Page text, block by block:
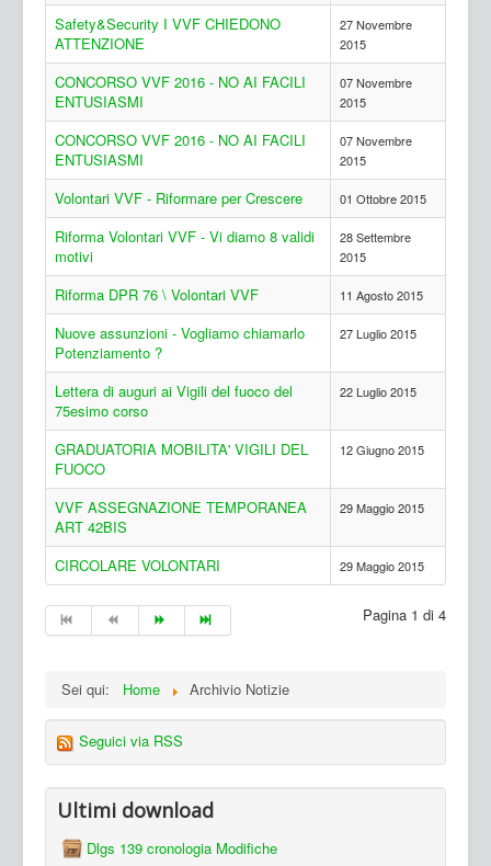
Safety&Security I VVF CHIEDONO
ATTENZIONE
27 Novembre
2015
CONCORSO VVF 2016 - NO AI FACILI
ENTUSIASMI
07 Novembre
2015
CONCORSO VVF 2016 - NO AI FACILI
ENTUSIASMI
07 Novembre
2015
Volontari VVF - Riformare per Crescere 01 Ottobre 2015
Riforma Volontari VVF - Vi diamo 8 validi
motivi
28 Settembre
2015
Riforma DPR 76 \ Volontari VVF 11 Agosto 2015
Nuove assunzioni - Vogliamo chiamarlo
Potenziamento ?
27 Luglio 2015
Lettera di auguri ai Vigili del fuoco del
75esimo corso
22 Luglio 2015
GRADUATORIA MOBILITA' VIGILI DEL
FUOCO
12 Giugno 2015
VVF ASSEGNAZIONE TEMPORANEA
ART 42BIS
29 Maggio 2015
CIRCOLARE VOLONTARI 29 Maggio 2015
Pagina 1 di 4
Sei qui: Home Archivio Notizie
Seguici via RSS
Ultimi download
Dlgs 139 cronologia Modifiche